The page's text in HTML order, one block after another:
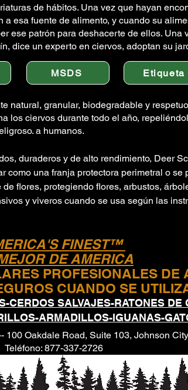
de hábitos. Una vez que hayan
a esa fuente de alimento, y cuando su
ese patrón para deshacerte de ellos. Una
dice un experto en ciervos, adoptan su
MSDS Etiqueta
natural, granular, biodegradable y
ciervos durante todo el año,
a humanos.
duraderos y de alto rendimiento, Deer
como una franja protectora perimetral o se
flores, protegiendo flores, arbustos,
y viveros cuando se usa según las
FINEST™
DE AMERICA
PROFESIONALES DE
CUANDO SE
CERDOS SALVAJES-RATONES
ARMADILLOS-IGUANAS-
100 Oakdale Road, Suite 103, Johnson
Teléfono: 877-337-2726